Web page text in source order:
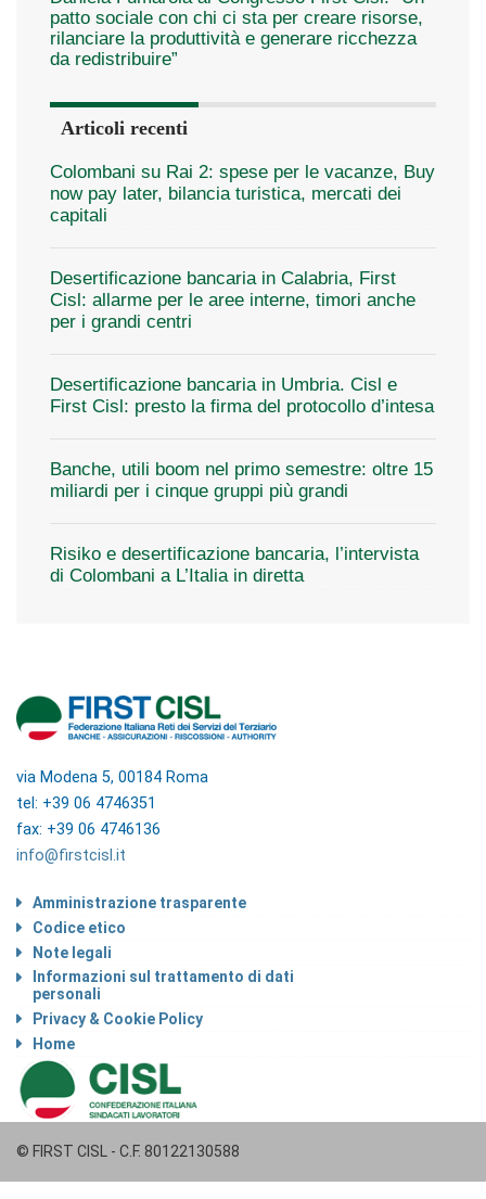
patto sociale con chi ci sta per creare risorse,
rilanciare la produttività e generare ricchezza
da redistribuire”
Articoli recenti
Colombani su Rai 2: spese per le vacanze, Buy
now pay later, bilancia turistica, mercati dei
capitali
Desertificazione bancaria in Calabria, First
Cisl: allarme per le aree interne, timori anche
per i grandi centri
Desertificazione bancaria in Umbria. Cisl e
First Cisl: presto la firma del protocollo d’intesa
Banche, utili boom nel primo semestre: oltre 15
miliardi per i cinque gruppi più grandi
Risiko e desertificazione bancaria, l’intervista
di Colombani a L’Italia in diretta
via Modena 5, 00184 Roma
tel: +39 06 4746351
fax: +39 06 4746136
info@firstcisl.it
Amministrazione trasparente
Codice etico
Note legali
Informazioni sul trattamento di dati
personali
Privacy & Cookie Policy
Home
© FIRST CISL - C.F. 80122130588